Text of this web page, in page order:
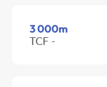
3 000m
TCF -